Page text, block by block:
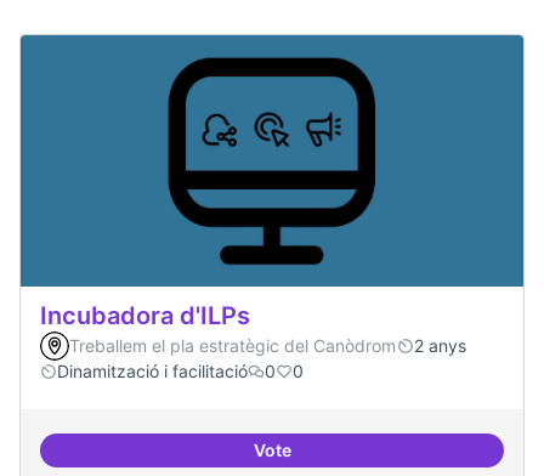
Incubadora d'ILPs
Treballem el pla estratègic del Canòdrom
2 anys
Dinamització i facilitació
0 0
VoteIncubadora d'ILPs